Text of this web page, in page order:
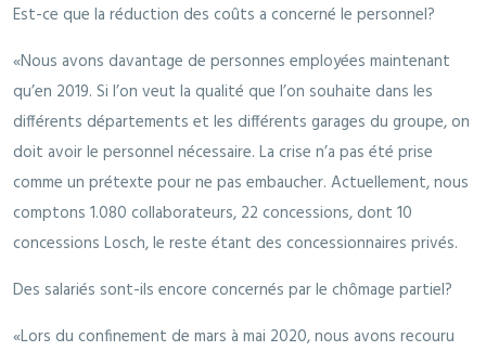
Est-ce que la réduction des coûts a concerné le personnel?
«Nous avons davantage de personnes employées maintenant
qu’en 2019. Si l’on veut la qualité que l’on souhaite dans les
différents départements et les différents garages du groupe, on
doit avoir le personnel nécessaire. La crise n’a pas été prise
comme un prétexte pour ne pas embaucher. Actuellement, nous
comptons 1.080 collaborateurs, 22 concessions, dont 10
concessions Losch, le reste étant des concessionnaires privés.
Des salariés sont-ils encore concernés par le chômage partiel?
«Lors du confinement de mars à mai 2020, nous avons recouru